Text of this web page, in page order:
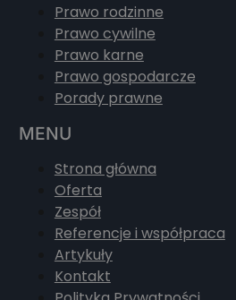
Prawo rodzinne
Prawo cywilne
Prawo karne
Prawo gospodarcze
Porady prawne
MENU
Strona główna
Oferta
Zespół
Referencje i współpraca
Artykuły
Kontakt